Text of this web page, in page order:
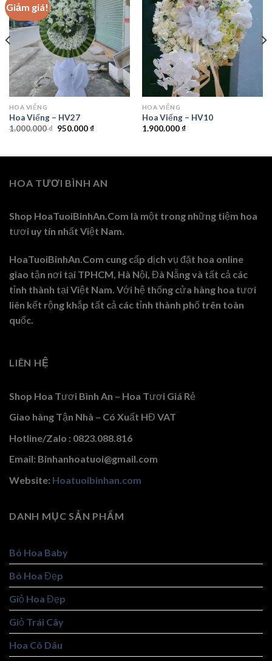
Giảm giá!
HOA VIẾNG
Hoa Viếng – HV27
1.000.000₫ Giá
950.000₫Giá
950.000 ₫.
HOA VIẾNG
Hoa Viếng – HV10
1.900.000₫
HOA TƯƠI BÌNH AN
Shop HoaTuoiBinhAn.Com là một trong những tiệm hoa
tươi uy tín nhất Việt Nam.
HoaTuoiBinhAn.Com cung cấp dịch vụ đặt hoa online
giao tận nơi tại TPHCM, Hà Nội, Đà Nẵng và tất cả các
tỉnh thành tại Việt Nam. Với hệ thống cửa hàng hoa tươi
liên kết rộng khắp tất cả các tỉnh thành phố trên toàn
quốc.
LIÊN HỆ
Shop Hoa Tươi Bình An – Hoa Tươi Giá Rẻ
Giao hàng Tận Nhà – Có Xuất HĐ VAT
Hotline/Zalo : 0823.088.816
Email: Binhanhoatuoi@gmail.com
Website: Hoatuoibinhan.com
DANH MỤC SẢN PHẨM
Bó Hoa Baby
Bó Hoa Đẹp
Giỏ Hoa Đẹp
Giỏ Trái Cây
Hoa Cô Dâu